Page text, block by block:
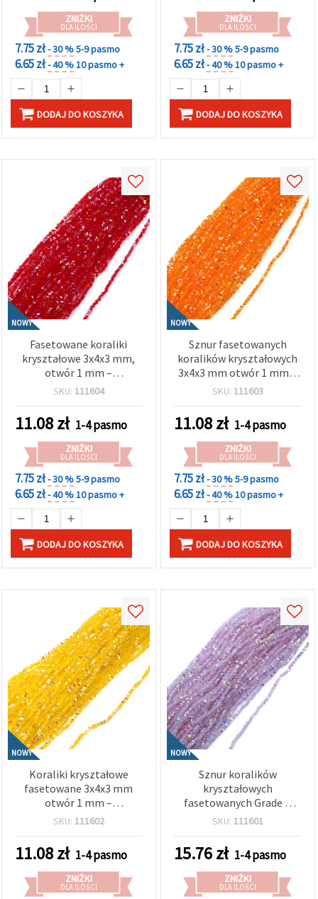
(mix)
ZNIŻKI
DLA ILOŚCI
7.75 zł- 30 %5-9 pasmo
6.65 zł- 40 %10 pasmo +
DODAJ DO KOSZYKA
ZNIŻKI
DLA ILOŚCI
7.75 zł- 30 %5-9 pasmo
6.65 zł- 40 %10 pasmo +
DODAJ DO KOSZYKA
NOWY
Fasetowane koraliki
kryształowe 3x4x3 mm,
otwór 1 mm –
transparentne czerwone
sznur ok. 125 szt.
SKU: 111604
11.08zł 1-4 pasmo
ZNIŻKI
DLA ILOŚCI
7.75 zł- 30 %5-9 pasmo
6.65 zł- 40 %10 pasmo +
DODAJ DO KOSZYKA
NOWY
Sznur fasetowanych
koralików kryształowych
3x4x3 mm otwór 1 mm –
intensywny
pomarańczowy rainbow z
połyskującą powłoką AB
~130 szt.
SKU: 111603
11.08zł 1-4 pasmo
ZNIŻKI
DLA ILOŚCI
7.75 zł- 30 %5-9 pasmo
6.65 zł- 40 %10 pasmo +
DODAJ DO KOSZYKA
NOWY
Koraliki kryształowe
fasetowane 3x4x3 mm
otwór 1 mm –
transparentne żółte
sznur ok. 138 szt.
SKU: 111602
11.08zł 1-4 pasmo
ZNIŻKI
DLA ILOŚCI
NOWY
Sznur koralików
kryształowych
fasetowanych Grade A
3x4x3 mm otwór 1 mm –
tęczowa z połyskującą
powłoką AB (mix) ok. 130
szt.
SKU: 111601
15.76zł 1-4 pasmo
ZNIŻKI
DLA ILOŚCI